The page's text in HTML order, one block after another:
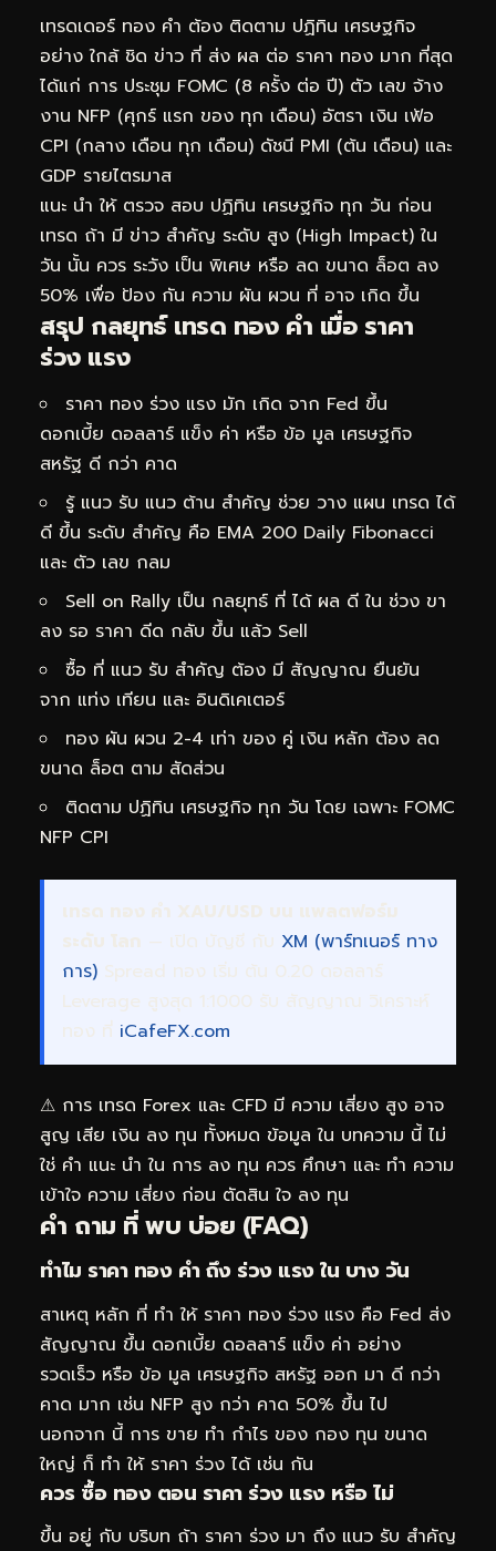
เทรดเดอร์ ทอง คำ ต้อง ติดตาม ปฏิทิน เศรษฐกิจ
อย่าง ใกล้ ชิด ข่าว ที่ ส่ง ผล ต่อ ราคา ทอง มาก ที่สุด
ได้แก่ การ ประชุม FOMC (8 ครั้ง ต่อ ปี) ตัว เลข จ้าง
งาน NFP (ศุกร์ แรก ของ ทุก เดือน) อัตรา เงิน เฟ้อ
CPI (กลาง เดือน ทุก เดือน) ดัชนี PMI (ต้น เดือน) และ
GDP รายไตรมาส
แนะ นำ ให้ ตรวจ สอบ ปฏิทิน เศรษฐกิจ ทุก วัน ก่อน
เทรด ถ้า มี ข่าว สำคัญ ระดับ สูง (High Impact) ใน
วัน นั้น ควร ระวัง เป็น พิเศษ หรือ ลด ขนาด ล็อต ลง
50% เพื่อ ป้อง กัน ความ ผัน ผวน ที่ อาจ เกิด ขึ้น
สรุป กลยุทธ์ เทรด ทอง คำ เมื่อ ราคา
ร่วง แรง
ราคา ทอง ร่วง แรง มัก เกิด จาก Fed ขึ้น
ดอกเบี้ย ดอลลาร์ แข็ง ค่า หรือ ข้อ มูล เศรษฐกิจ
สหรัฐ ดี กว่า คาด
รู้ แนว รับ แนว ต้าน สำคัญ ช่วย วาง แผน เทรด ได้
ดี ขึ้น ระดับ สำคัญ คือ EMA 200 Daily Fibonacci
และ ตัว เลข กลม
Sell on Rally เป็น กลยุทธ์ ที่ ได้ ผล ดี ใน ช่วง ขา
ลง รอ ราคา ดีด กลับ ขึ้น แล้ว Sell
ซื้อ ที่ แนว รับ สำคัญ ต้อง มี สัญญาณ ยืนยัน
จาก แท่ง เทียน และ อินดิเคเตอร์
ทอง ผัน ผวน 2-4 เท่า ของ คู่ เงิน หลัก ต้อง ลด
ขนาด ล็อต ตาม สัดส่วน
ติดตาม ปฏิทิน เศรษฐกิจ ทุก วัน โดย เฉพาะ FOMC
NFP CPI
เทรด ทอง คำ XAU/USD บน แพลตฟอร์ม
ระดับ โลก — เปิด บัญชี กับ XM (พาร์ทเนอร์ ทาง
การ) Spread ทอง เริ่ม ต้น 0.20 ดอลลาร์
Leverage สูงสุด 1:1000 รับ สัญญาณ วิเคราะห์
ทอง ที่ iCafeFX.com
⚠ การ เทรด Forex และ CFD มี ความ เสี่ยง สูง อาจ
สูญ เสีย เงิน ลง ทุน ทั้งหมด ข้อมูล ใน บทความ นี้ ไม่
ใช่ คำ แนะ นำ ใน การ ลง ทุน ควร ศึกษา และ ทำ ความ
เข้าใจ ความ เสี่ยง ก่อน ตัดสิน ใจ ลง ทุน
คำ ถาม ที่ พบ บ่อย (FAQ)
ทำไม ราคา ทอง คำ ถึง ร่วง แรง ใน บาง วัน
สาเหตุ หลัก ที่ ทำ ให้ ราคา ทอง ร่วง แรง คือ Fed ส่ง
สัญญาณ ขึ้น ดอกเบี้ย ดอลลาร์ แข็ง ค่า อย่าง
รวดเร็ว หรือ ข้อ มูล เศรษฐกิจ สหรัฐ ออก มา ดี กว่า
คาด มาก เช่น NFP สูง กว่า คาด 50% ขึ้น ไป
นอกจาก นี้ การ ขาย ทำ กำไร ของ กอง ทุน ขนาด
ใหญ่ ก็ ทำ ให้ ราคา ร่วง ได้ เช่น กัน
ควร ซื้อ ทอง ตอน ราคา ร่วง แรง หรือ ไม่
ขึ้น อยู่ กับ บริบท ถ้า ราคา ร่วง มา ถึง แนว รับ สำคัญ